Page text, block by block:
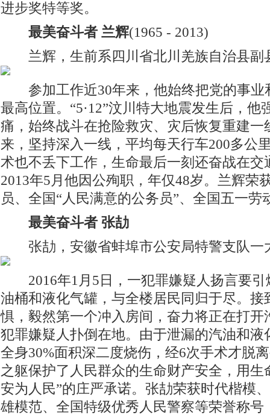
进步奖特等奖。
最美奋斗者 兰辉(1965 - 2013)
兰辉，生前系四川省北川羌族自治县副
参加工作近30年来，他始终把党的事业
最高位置。“5·12”汶川特大地震发生后，他
痛，始终战斗在抢险救灾、灾后恢复重建一
来，坚持深入一线，平均每天行车200多公
术也不丢下工作，生命最后一刻还奋战在交
2013年5月他因公殉职，年仅48岁。兰辉荣
员、全国“人民满意的公务员”、全国五一劳
最美奋斗者 张劼
张劼，安徽省蚌埠市公安局特警支队一
2016年1月5日，一犯罪嫌疑人扬言要引
油桶和液化气罐，与全楼居民同归于尽。接
惧，毅然第一个冲入房间，奋力将正在打开
犯罪嫌疑人扑倒在地。由于泄漏的汽油和液
全身30%面积深二度烧伤，经6次手术才脱
之躯保护了人民群众的生命财产安全，用生
安为人民”的庄严承诺。张劼荣获时代楷模
雄模范、全国特级优秀人民警察等荣誉称号